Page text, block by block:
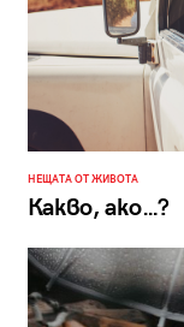
НЕЩАТА ОТ ЖИВОТА
Какво, ако…?